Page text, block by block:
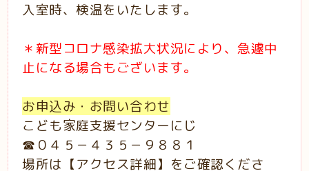
入室時、検温をいたします。
＊新型コロナ感染拡大状況により、急遽中
止になる場合もございます。
お申込み・お問い合わせ
こども家庭支援センターにじ
☎０４５－４３５－９８８１
場所は【アクセス詳細】をご確認くださ